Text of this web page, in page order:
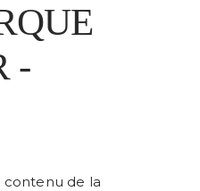
-
contenu de la